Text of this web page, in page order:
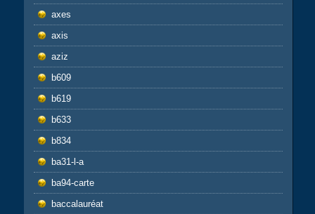
axes
axis
aziz
b609
b619
b633
b834
ba31-l-a
ba94-carte
baccalauréat